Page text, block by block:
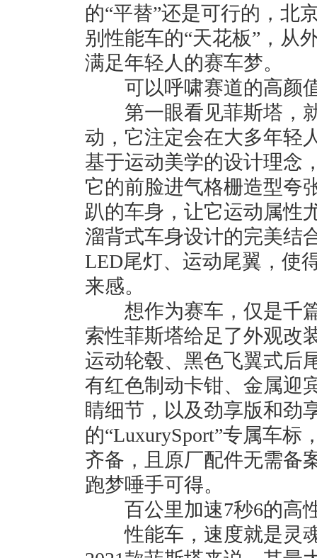
的“平替”还是可行的，北
别性能车的“天花板”，从
满足年轻人的赛车梦。
可以呼啸赛道的高颜
第一眼看见菲斯塔，就
动，它注定会在大多年轻
基于运动美学的设计理念
它的前脸进气格栅造型夸
趴的车身，让它运动属性
溜背式车身设计的完美结
LED尾灯、运动尾翼，使
来感。
想作为赛车，仅是千篇
索性菲斯塔给足了外观改
运动轮毂、黑色飞翼式后
有红色制动卡钳、金属迎
睛细节，以及劲享版和劲
的“LuxurySport”专属车
齐备，且原厂配件无需备
跑梦唾手可得。
百公里加速7秒6的高
性能车，速度就是灵魂